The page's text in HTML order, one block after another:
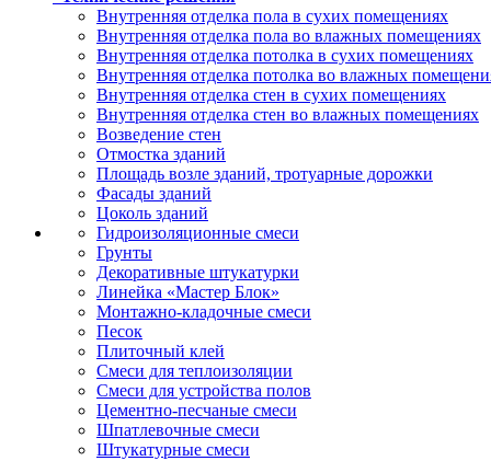
Внутренняя отделка пола в сухих помещениях
Внутренняя отделка пола во влажных помещениях
Внутренняя отделка потолка в сухих помещениях
Внутренняя отделка потолка во влажных
Внутренняя отделка стен в сухих помещениях
Внутренняя отделка стен во влажных помещениях
Возведение стен
Отмостка зданий
Площадь возле зданий, тротуарные дорожки
Фасады зданий
Цоколь зданий
Гидроизоляционные смеси
Грунты
Декоративные штукатурки
Линейка «Мастер Блок»
Монтажно-кладочные смеси
Песок
Плиточный клей
Смеси для теплоизоляции
Смеси для устройства полов
Цементно-песчаные смеси
Шпатлевочные смеси
Штукатурные смеси